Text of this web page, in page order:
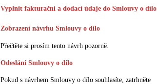
Vyplnit fakturační a dodací údaje do Smlouvy o dílo
Zobrazení návrhu Smlouvy o dílo
Přečtěte si prosím tento návrh pozorně.
Odeslání Smlouvy o dílo
Pokud s návrhem Smlouvy o dílo souhlasíte, zatrhněte